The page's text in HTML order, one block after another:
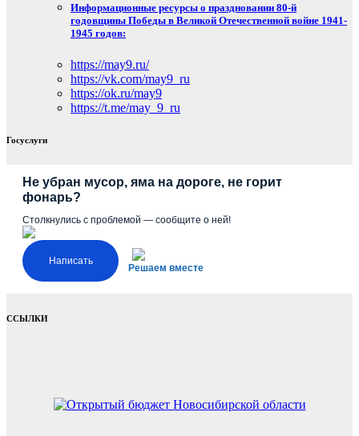
Информационные ресурсы о праздновании 80-й
годовщины Победы в Великой Отечественной войне 1941-
1945 годов:
https://may9.ru/
https://vk.com/may9_ru
https://ok.ru/may9
https://t.me/may_9_ru
Госуслуги
Не убран мусор, яма на дороге, не горит
фонарь?
Столкнулись с проблемой — сообщите о ней!
Написать
Решаем вместе
ССЫЛКИ